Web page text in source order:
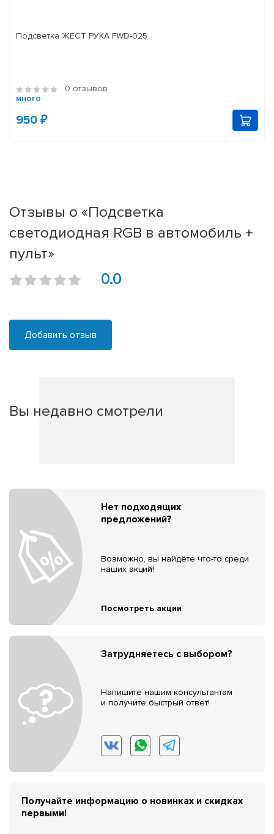
Подсветка ЖЕСТ РУКА FWD-025
0 отзывов
много
950 ₽
Отзывы о «Подсветка
светодиодная RGB в автомобиль +
пульт»
0.0
Добавить отзыв
Вы недавно смотрели
Нет подходящих
предложений?
Возможно, вы найдёте что-то среди
наших акций!
Посмотреть акции
Затрудняетесь с выбором?
Напишите нашим консультантам
и получите быстрый ответ!
Получайте информацию о новинках и скидках
первыми!